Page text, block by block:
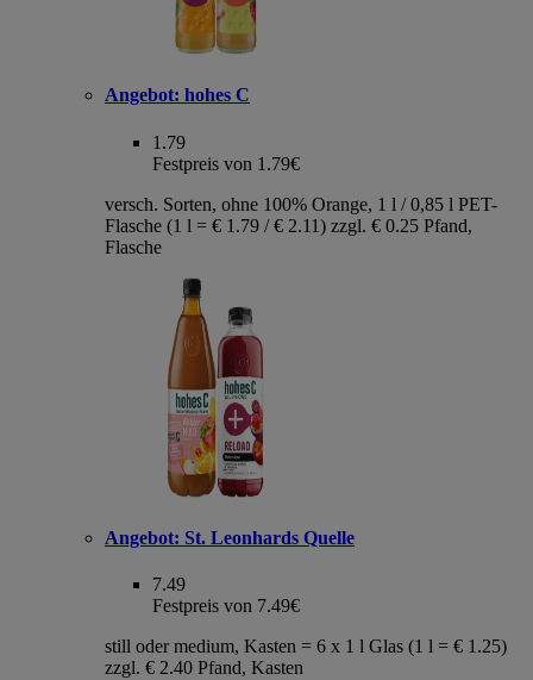
Angebot: hohes C
1.79
Festpreis von 1.79€
versch. Sorten, ohne 100% Orange, 1 l / 0,85 l PET-
Flasche (1 l = € 1.79 / € 2.11) zzgl. € 0.25 Pfand,
Flasche
Angebot: St. Leonhards Quelle
7.49
Festpreis von 7.49€
still oder medium, Kasten = 6 x 1 l Glas (1 l = € 1.25)
zzgl. € 2.40 Pfand, Kasten